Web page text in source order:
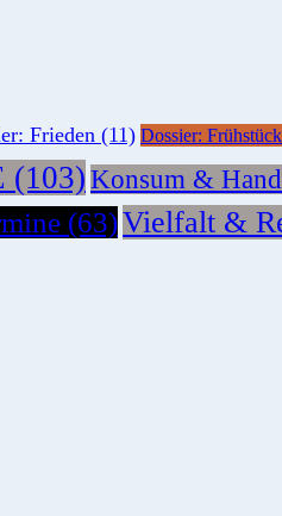
Frieden (11) Dossier: Frühstück
(103) Konsum &
(63)Vielfalt &